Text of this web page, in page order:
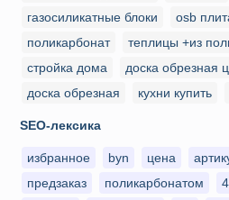
газосиликатные блоки
osb
поликарбонат
теплицы +из
стройка дома
доска обрезная
доска обрезная
кухни купить
SEO-лексика
избранное byn цена
предзаказ
поликарбонатом